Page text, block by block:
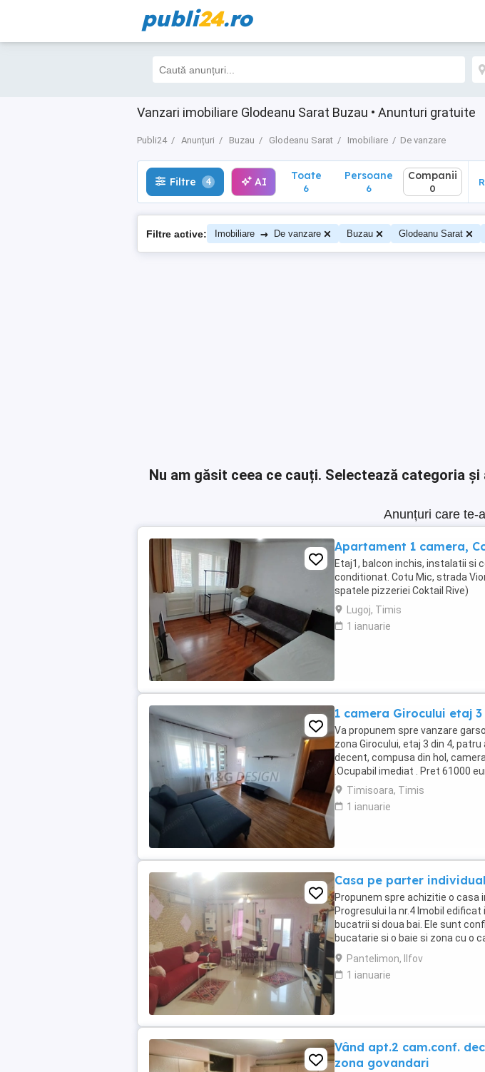
publi24.ro
Vanzari imobiliare Glodeanu Sarat Buzau • Anunturi gratuite
Publi24 Anunțuri Buzau Glodeanu Sarat Imobiliare De vanzare
Filtre 4 AI
Filtre 4 AI Toate
6
Persoane
6
Companii
0
Filtre active: Imobiliare → De vanzare Buzau Glodeanu Sarat
Nu am găsit ceea ce cauți. Selectează categoria
Anunțuri care te-
Apartament 1 camera,
Etaj1, balcon inchis, instalatii si
conditionat. Cotu Mic, strada
spatele pizzeriei Coktail Rive)
Lugoj, Timis
1 ianuarie
1 camera Girocului etaj 3
Va propunem spre vanzare
zona Girocului, etaj 3 din 4,
decent, compusa din hol,
.Ocupabil imediat . Pret 61000
Timisoara, Timis
1 ianuarie
Casa pe parter
Propunem spre achizitie o casa
Progresului la nr.4 Imobil
bucatrii si doua bai. Ele sunt
bucatarie si o baie si zona cu o
separata)compusa din
Pantelimon, Ilfov
1 ianuarie
Vând apt.2 cam.conf.
zona govandari